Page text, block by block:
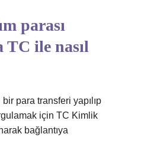
parası
TC ile nasıl
bir para transferi yapılıp
için TC Kimlik
bağlantıya